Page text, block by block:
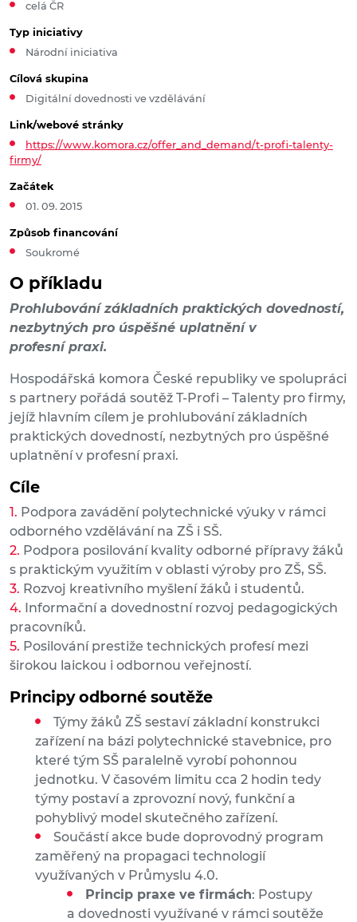
O příkladu
Prohlubování základních praktických dovedností,
nezbytných pro úspěšné uplatnění v
profesní praxi.
Hospodářská komora České republiky ve spolupráci
s partnery pořádá soutěž T-Profi – Talenty pro firmy,
jejíž hlavním cílem je prohlubování základních
praktických dovedností, nezbytných pro úspěšné
uplatnění v profesní praxi.
Cíle
Podpora zavádění polytechnické výuky v rámci
odborného vzdělávání na ZŠ i SŠ.
Podpora posilování kvality odborné přípravy žáků
s praktickým využitím v oblasti výroby pro ZŠ, SŠ.
Rozvoj kreativního myšlení žáků i studentů.
Informační a dovednostní rozvoj pedagogických
pracovníků.
Posilování prestiže technických profesí mezi
širokou laickou i odbornou veřejností.
Principy odborné soutěže
Týmy žáků ZŠ sestaví základní konstrukci
zařízení na bázi polytechnické stavebnice, pro
které tým SŠ paralelně vyrobí pohonnou
jednotku. V časovém limitu cca 2 hodin tedy
týmy postaví a zprovozní nový, funkční a
pohyblivý model skutečného zařízení.
Součástí akce bude doprovodný program
zaměřený na propagaci technologií
využívaných v Průmyslu 4.0.
Princip praxe ve firmách: Postupy
a dovednosti využívané v rámci soutěže
celá ČR
Typ iniciativy
Národní iniciativa
Cílová skupina
Digitální dovednosti ve vzdělávání
Link/webové stránky
https://www.komora.cz/offer_and_demand/t-profi-talenty-
firmy/
Začátek
01. 09. 2015
Způsob financování
Soukromé